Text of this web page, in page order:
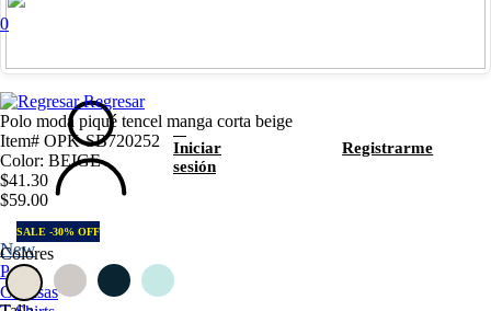
0
Iniciar
sesión
Registrarme
New
Polos
Camisas
Regresar
Polo moda piqué tencel manga corta beige
Item# OPK-SB720252
Color: BEIGE
$41.30
$59.00
SALE -30% OFF
Colores